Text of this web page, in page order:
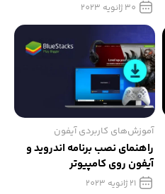
30 ژانویه 2023
آموزش‌های کاربردی آیفون
راهنمای نصب برنامه اندروید و
آیفون روی کامپیوتر
21 ژانویه 2023